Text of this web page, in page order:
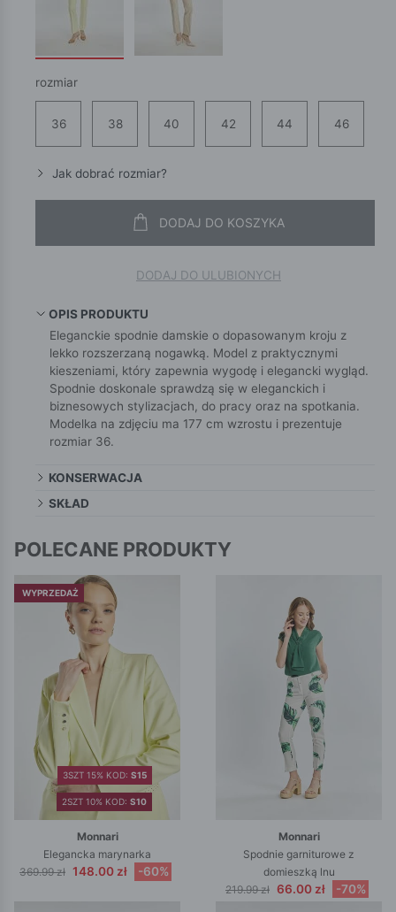
rozmiar
36 38 40 42 44 46
Jak dobrać rozmiar?
DODAJ DO KOSZYKA
DODAJ DO ULUBIONYCH
OPIS PRODUKTU
Eleganckie spodnie damskie o dopasowanym kroju z
lekko rozszerzaną nogawką. Model z praktycznymi
kieszeniami, który zapewnia wygodę i elegancki wygląd.
Spodnie doskonale sprawdzą się w eleganckich i
biznesowych stylizacjach, do pracy oraz na spotkania.
Modelka na zdjęciu ma 177 cm wzrostu i prezentuje
rozmiar 36.
KONSERWACJA
SKŁAD
POLECANE PRODUKTY
WYPRZEDAŻ
2SZT 10% KOD: S10
3SZT 15% KOD: S15
Monnari
Elegancka marynarka
369.99 zł 148.00 zł -60%
Monnari
Spodnie garniturowe z
domieszką lnu
219.99 zł 66.00 zł -70%